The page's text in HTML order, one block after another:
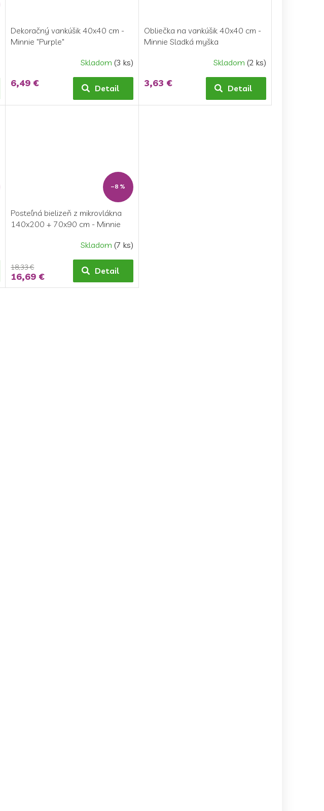
Dekoračný vankúšik 40x40 cm -
Minnie "Purple"
Skladom (3 ks)
6,49 € Detail
Obliečka na vankúšik 40x40 cm -
Minnie Sladká myška
Skladom (2 ks)
3,63 € Detail
–8 %
Posteľná bielizeň z mikrovlákna
140x200 + 70x90 cm - Minnie
Skladom (7 ks)
18,33 €
16,69 € Detail